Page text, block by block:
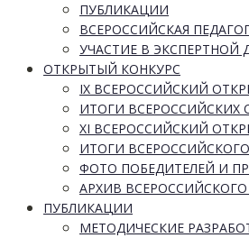
ПУБЛИКАЦИИ
ВСЕРОССИЙСКАЯ
УЧАСТИЕ В ЭКСПЕРТНОЙ
ОТКРЫТЫЙ КОНКУРС
IX ВСЕРОССИЙСКИЙ
ИТОГИ ВСЕРОССИЙСКИХ
XI ВСЕРОССИЙСКИЙ
ИТОГИ
ФОТО ПОБЕДИТЕЛЕЙ И
АРХИВ
ПУБЛИКАЦИИ
МЕТОДИЧЕСКИЕ